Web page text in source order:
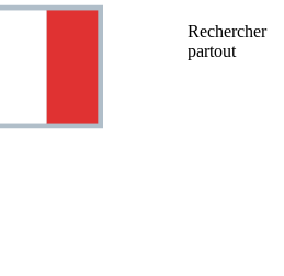
Rechercher
partout